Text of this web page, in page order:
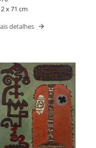
x 71 cm
detalhes